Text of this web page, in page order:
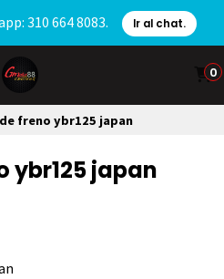
310 664 8083. Ir al chat.
0
freno ybr125 japan
ybr125 japan